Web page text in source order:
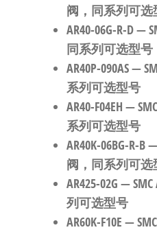
阀，同系列可选
AR40-06G-R-D—
同系列可选型号
AR40P-090AS—
系列可选型号
AR40-F04EH —
系列可选型号
AR40K-06BG-R-B—
阀，同系列可选
AR425-02G —
列可选型号
AR60K-F10E —